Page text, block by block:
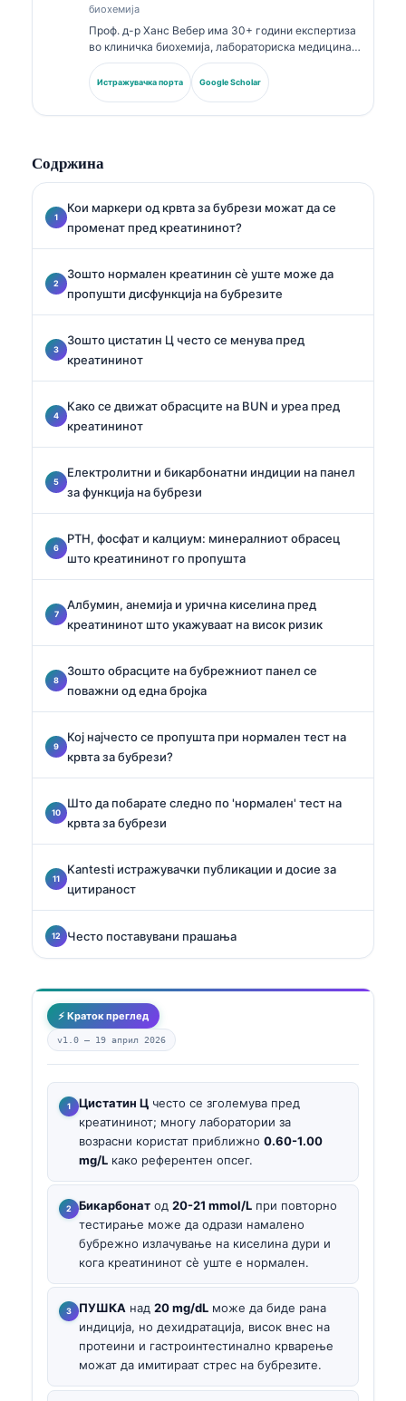
биохемија
Проф. д-р Ханс Вебер има 30+ години експертиза
во клиничка биохемија, лабораториска медицина и
истражување на биомаркери. Поранешен
претседател на Германското друштво за клиничка
хемија, тој се специјализира за анализа на
Истражувачка порта Google Scholar
Содржина
Кои маркери од крвта за бубрези можат да се
променат пред креатининот?
Зошто нормален креатинин сè уште може да
пропушти дисфункција на бубрезите
Зошто цистатин Ц често се менува пред
креатининот
Како се движат обрасците на BUN и уреа пред
креатининот
Електролитни и бикарбонатни индиции на панел
за функција на бубрези
PTH, фосфат и калциум: минералниот обрасец
што креатининот го пропушта
Албумин, анемија и урична киселина пред
креатининот што укажуваат на висок ризик
Зошто обрасците на бубрежниот панел се
поважни од една бројка
Кој најчесто се пропушта при нормален тест на
крвта за бубрези?
Што да побарате следно по 'нормален' тест на
крвта за бубрези
Kantesti истражувачки публикации и досие за
цитираност
Често поставувани прашања
⚡ Краток преглед
v1.0 — 19 април 2026
Цистатин Ц често се зголемува пред
креатининот; многу лаборатории за
возрасни користат приближно 0.60-1.00
mg/L како референтен опсег.
Бикарбонат од 20-21 mmol/L при повторно
тестирање може да одрази намалено
бубрежно излачување на киселина дури и
кога креатининот сè уште е нормален.
ПУШКА над 20 mg/dL може да биде рана
индиција, но дехидратација, висок внес на
протеини и гастроинтестинално крварење
можат да имитираат стрес на бубрезите.